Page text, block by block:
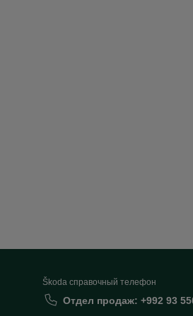
Škoda cправочный телефон
Отдел продаж: +992 93